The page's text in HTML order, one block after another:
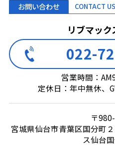
お問い合わせ CONTACT US
リブマッ
022-
営業時間：
定休日：年中無休、
〒
宮城県仙台市青葉区国分町
ス仙台